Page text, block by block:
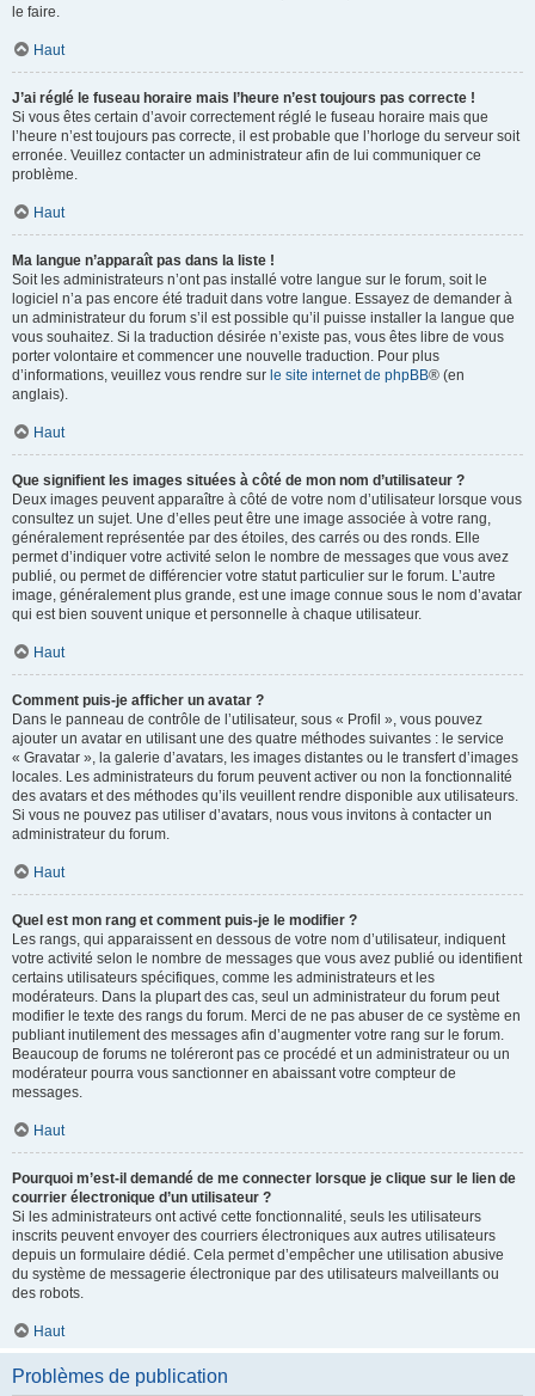
le faire.
Haut
J’ai réglé le fuseau horaire mais l’heure n’est toujours pas correcte !
Si vous êtes certain d’avoir correctement réglé le fuseau horaire mais que
l’heure n’est toujours pas correcte, il est probable que l’horloge du serveur soit
erronée. Veuillez contacter un administrateur afin de lui communiquer ce
problème.
Haut
Ma langue n’apparaît pas dans la liste !
Soit les administrateurs n’ont pas installé votre langue sur le forum, soit le
logiciel n’a pas encore été traduit dans votre langue. Essayez de demander à
un administrateur du forum s’il est possible qu’il puisse installer la langue que
vous souhaitez. Si la traduction désirée n’existe pas, vous êtes libre de vous
porter volontaire et commencer une nouvelle traduction. Pour plus
d’informations, veuillez vous rendre sur le site internet de phpBB® (en
anglais).
Haut
Que signifient les images situées à côté de mon nom d’utilisateur ?
Deux images peuvent apparaître à côté de votre nom d’utilisateur lorsque vous
consultez un sujet. Une d’elles peut être une image associée à votre rang,
généralement représentée par des étoiles, des carrés ou des ronds. Elle
permet d’indiquer votre activité selon le nombre de messages que vous avez
publié, ou permet de différencier votre statut particulier sur le forum. L’autre
image, généralement plus grande, est une image connue sous le nom d’avatar
qui est bien souvent unique et personnelle à chaque utilisateur.
Haut
Comment puis-je afficher un avatar ?
Dans le panneau de contrôle de l’utilisateur, sous « Profil », vous pouvez
ajouter un avatar en utilisant une des quatre méthodes suivantes : le service
« Gravatar », la galerie d’avatars, les images distantes ou le transfert d’images
locales. Les administrateurs du forum peuvent activer ou non la fonctionnalité
des avatars et des méthodes qu’ils veuillent rendre disponible aux utilisateurs.
Si vous ne pouvez pas utiliser d’avatars, nous vous invitons à contacter un
administrateur du forum.
Haut
Quel est mon rang et comment puis-je le modifier ?
Les rangs, qui apparaissent en dessous de votre nom d’utilisateur, indiquent
votre activité selon le nombre de messages que vous avez publié ou identifient
certains utilisateurs spécifiques, comme les administrateurs et les
modérateurs. Dans la plupart des cas, seul un administrateur du forum peut
modifier le texte des rangs du forum. Merci de ne pas abuser de ce système en
publiant inutilement des messages afin d’augmenter votre rang sur le forum.
Beaucoup de forums ne toléreront pas ce procédé et un administrateur ou un
modérateur pourra vous sanctionner en abaissant votre compteur de
messages.
Haut
Pourquoi m’est-il demandé de me connecter lorsque je clique sur le lien de
courrier électronique d’un utilisateur ?
Si les administrateurs ont activé cette fonctionnalité, seuls les utilisateurs
inscrits peuvent envoyer des courriers électroniques aux autres utilisateurs
depuis un formulaire dédié. Cela permet d’empêcher une utilisation abusive
du système de messagerie électronique par des utilisateurs malveillants ou
des robots.
Haut
Problèmes de publication